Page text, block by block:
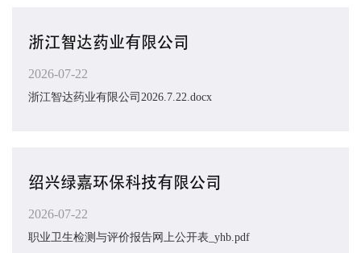
浙江智达药业有限公司
2026-07-22
浙江智达药业有限公司2026.7.22.docx
绍兴绿嘉环保科技有限公司
2026-07-22
职业卫生检测与评价报告网上公开表_yhb.pdf